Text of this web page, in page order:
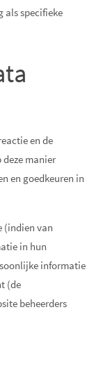
als specifieke
en de
manier
en goedkeuren in
(indien van
in hun
informatie
(de
beheerders